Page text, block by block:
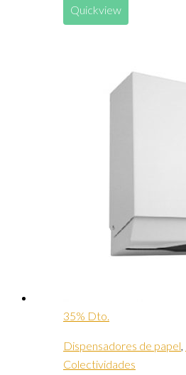
Quickview
35% Dto.
Dispensadores de papel
Colectividades